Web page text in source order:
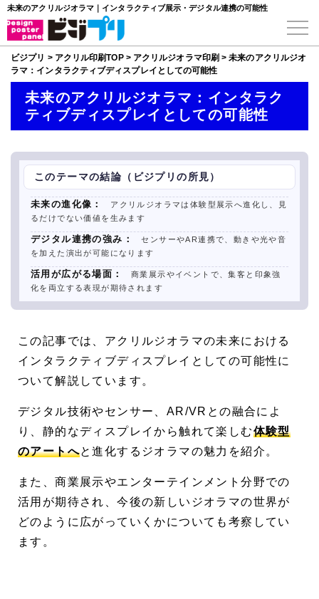
未来のアクリルジオラマ｜インタラクティブ展示・デジタル連携の可能性
ビジプリ > アクリル印刷TOP> アクリルジオラマ印刷 >未来のアクリルジオ
ラマ：インタラクティブディスプレイとしての可能性
未来のアクリルジオラマ：インタラク
ティブディスプレイとしての可能性
このテーマの結論（ビジプリの所見）
未来の進化像：
アクリルジオラマは体験型展示へ進化し、見
るだけでない価値を生みます
デジタル連携の強み：
センサーやAR連携で、動きや光や音
を加えた演出が可能になります
活用が広がる場面：
商業展示やイベントで、集客と印象強
化を両立する表現が期待されます
この記事では、 アクリルジオラマの未来における
インタラクティブディスプレイとしての可能性に
ついて解説しています。
デジタル技術やセンサー、AR/VRとの融合によ
り、静的なディスプレイから触れて楽しむ体験型
のアートへと進化するジオラマの魅力を紹介。
また、商業展示やエンターテインメント分野での
活用が期待され、今後の新しいジオラマの世界が
どのように広がっていくかについても考察してい
ます。